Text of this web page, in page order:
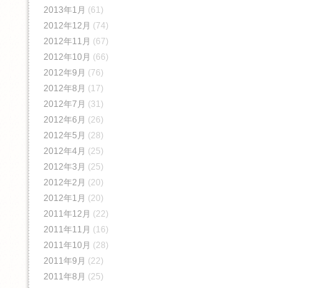
2013年1月 (61)
2012年12月 (74)
2012年11月 (67)
2012年10月 (66)
2012年9月 (76)
2012年8月 (17)
2012年7月 (31)
2012年6月 (26)
2012年5月 (28)
2012年4月 (25)
2012年3月 (25)
2012年2月 (20)
2012年1月 (20)
2011年12月 (22)
2011年11月 (16)
2011年10月 (28)
2011年9月 (22)
2011年8月 (25)